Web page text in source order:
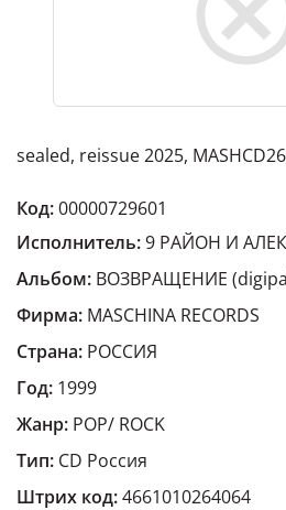
sealed, reissue 2025,
Код:00000729601
Исполнитель:9 РАЙОН И
Альбом: ВОЗВРАЩЕНИЕ
Фирма: MASCHINA RECORDS
Страна: РОССИЯ
Год: 1999
Жанр: POP/ ROCK
Тип: CD Россия
Штрих код:4661010264064